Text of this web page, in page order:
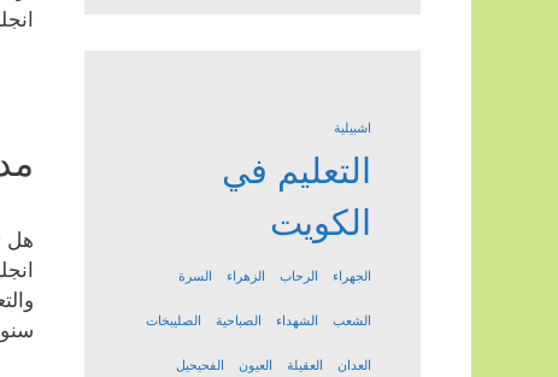
هل
اشبيلية
التعليم في
الكويت
الجهراء الرحاب الزهراء السرة
الشعب الشهداء الصباحية الصليبخات
العدان العقيلة العيون الفحيحيل